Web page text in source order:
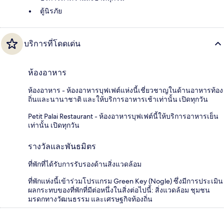
ตู้นิรภัย
บริการที่โดดเด่น
ห้องอาหาร
ห้องอาหาร - ห้องอาหารบุฟเฟต์แห่งนี้เชี่ยวชาญในด้านอาหารท้อง
ถิ่นและนานาชาติ และให้บริการอาหารเช้าเท่านั้น เปิดทุกวัน
Petit Palai Restaurant - ห้องอาหารบุฟเฟต์นี้ให้บริการอาหารเย็น
เท่านั้น เปิดทุกวัน
รางวัลและพันธมิตร
ที่พักที่ได้รับการรับรองด้านสิ่งแวดล้อม
ที่พักแห่งนี้เข้าร่วมโปรแกรม Green Key (Nogle) ซึ่งมีการประเมิน
ผลกระทบของที่พักที่มีต่อหนึ่งในสิ่งต่อไปนี้: สิ่งแวดล้อม ชุมชน
มรดกทางวัฒนธรรม และเศรษฐกิจท้องถิ่น